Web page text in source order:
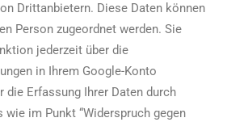
Drittanbietern. Diese Daten können
Person zugeordnet werden. Sie
jederzeit über die
in Ihrem Google-Konto
die Erfassung Ihrer Daten durch
wie im Punkt “Widerspruch gegen